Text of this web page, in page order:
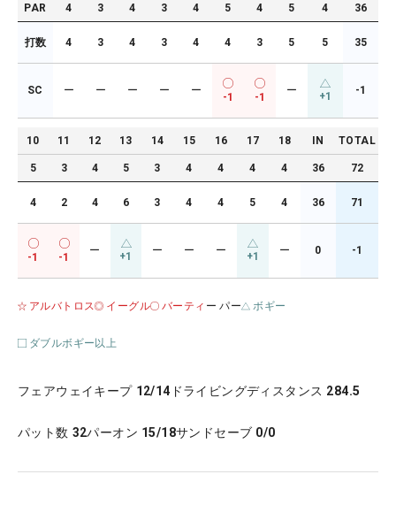
PAR 4 3 4 3 4 5 4 5 4 36
打数 4 3 4 3 4 4 3 5 5 35
SC ー ー ー ー ー
-1 -1
ー +1 -1
10 11 12 13 14 15 16 17 18 IN TOTAL
5 3 4 5 3 4 4 4 4 36 72
4 2 4 6 3 4 4 5 4 36 71
-1 -1
ー +1 ー ー ー +1 ー 0 -1
アルバトロス イーグル バーティ ー パー ボギー
ダブルボギー以上
フェアウェイキープ 12/14 ドライビングディスタンス 284.5
パット数 32パーオン 15/18サンドセーブ 0/0